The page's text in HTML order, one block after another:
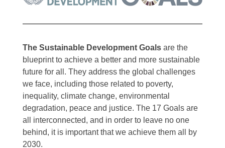
The Sustainable Development Goals are the
blueprint to achieve a better and more sustainable
future for all. They address the global challenges
we face, including those related to poverty,
inequality, climate change, environmental
degradation, peace and justice. The 17 Goals are
all interconnected, and in order to leave no one
behind, it is important that we achieve them all by
2030.